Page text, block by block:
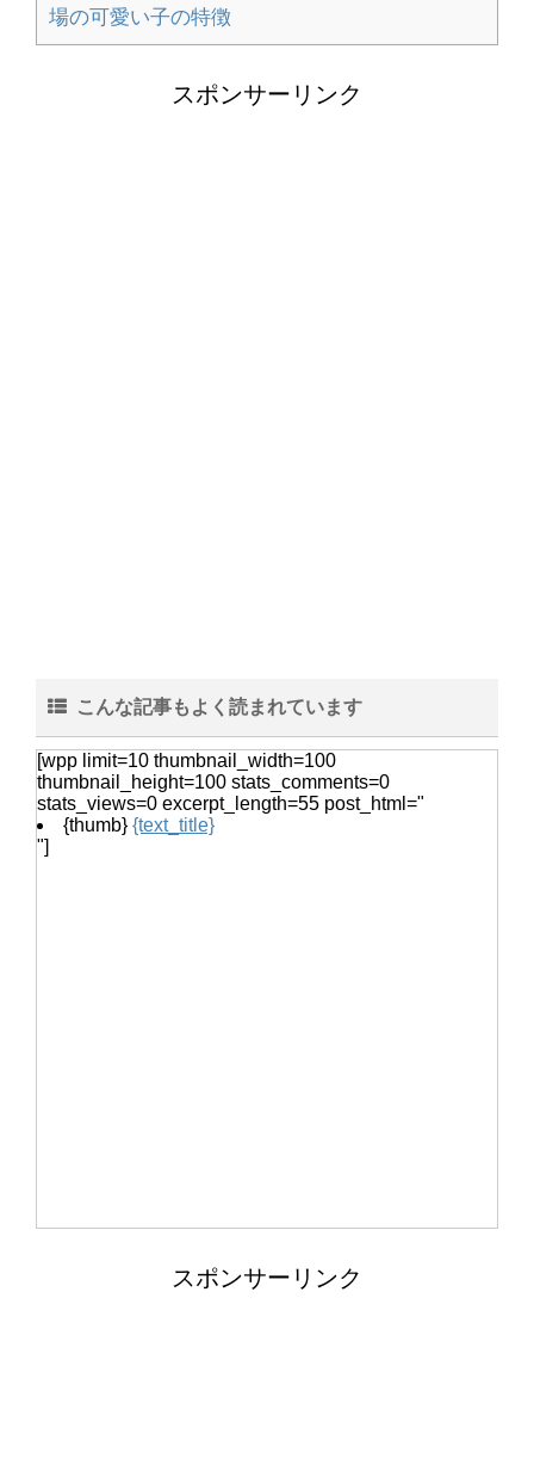
大学の勉強は意味ないと悩んでいる人
へ。大学で勉強する意味
女性のベスト着こなし術・おしゃれ上
級者になれるベストのコーデ
場の可愛い子の特徴
スポンサーリンク
こんな記事もよく読まれています
[wpp limit=10 thumbnail_width=100
thumbnail_height=100 stats_comments=0
stats_views=0 excerpt_length=55 post_html="
{thumb} {text_title}
"]
スポンサーリンク